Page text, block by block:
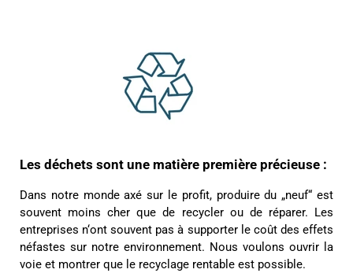
Les déchets sont une matière première précieuse :
Dans notre monde axé sur le profit, produire du „neuf“ est
souvent moins cher que de recycler ou de réparer. Les
entreprises n‘ont souvent pas à supporter le coût des effets
néfastes sur notre environnement. Nous voulons ouvrir la
voie et montrer que le recyclage rentable est possible.